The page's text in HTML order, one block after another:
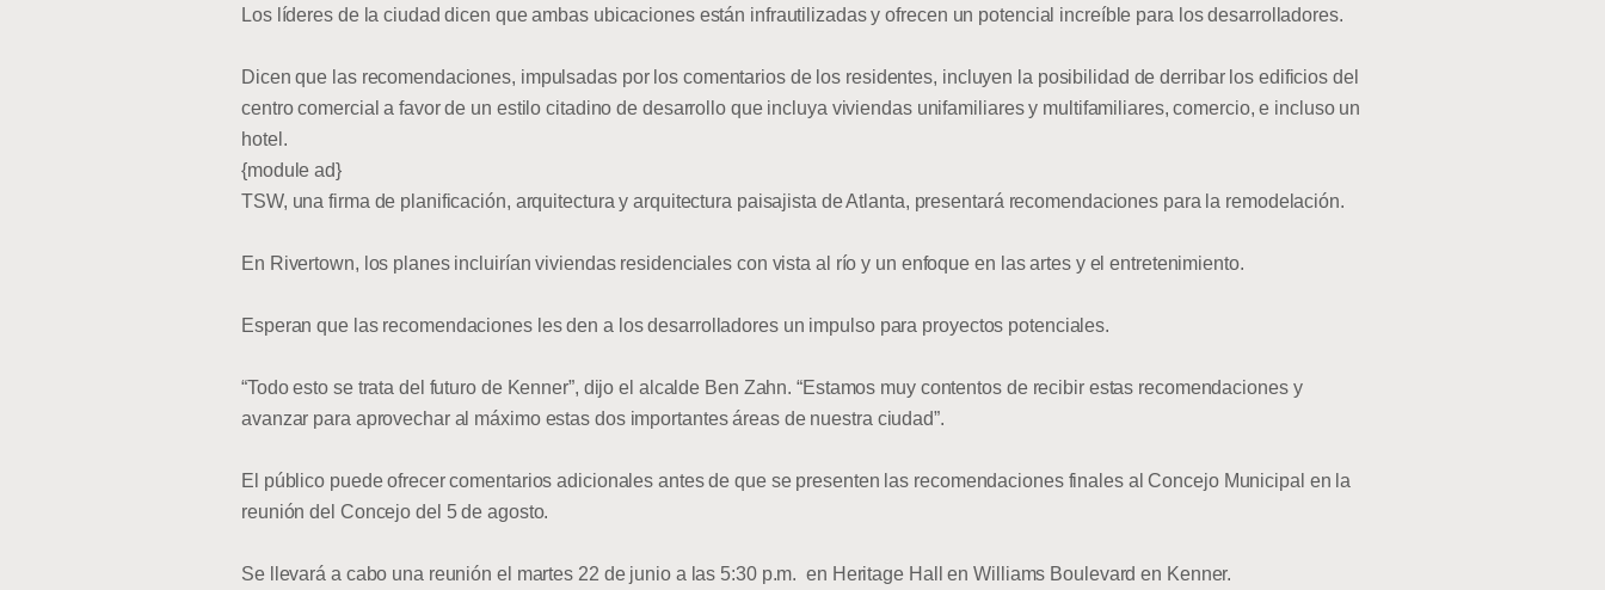
Los líderes de la ciudad dicen que ambas ubicaciones están infrautilizadas y ofrecen un potencial increíble para los desarrolladores.
Dicen que las recomendaciones, impulsadas por los comentarios de los residentes, incluyen la posibilidad de derribar los edificios del
centro comercial a favor de un estilo citadino de desarrollo que incluya viviendas unifamiliares y multifamiliares, comercio, e incluso un
hotel.
{module ad}
TSW, una firma de planificación, arquitectura y arquitectura paisajista de Atlanta, presentará recomendaciones para la remodelación.
En Rivertown, los planes incluirían viviendas residenciales con vista al río y un enfoque en las artes y el entretenimiento.
Esperan que las recomendaciones les den a los desarrolladores un impulso para proyectos potenciales.
“Todo esto se trata del futuro de Kenner”, dijo el alcalde Ben Zahn. “Estamos muy contentos de recibir estas recomendaciones y
avanzar para aprovechar al máximo estas dos importantes áreas de nuestra ciudad”.
El público puede ofrecer comentarios adicionales antes de que se presenten las recomendaciones finales al Concejo Municipal en la
reunión del Concejo del 5 de agosto.
Se llevará a cabo una reunión el martes 22 de junio a las 5:30 p.m. en Heritage Hall en Williams Boulevard en Kenner.